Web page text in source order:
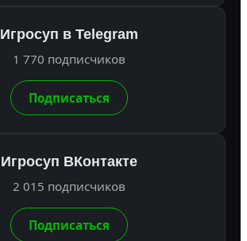
Игросуп в Telegram
1 770 подписчиков
Подписаться
Игросуп ВКонтакте
2 015 подписчиков
Подписаться